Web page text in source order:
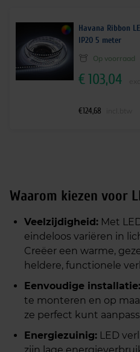
Havana Ribbon
IP20 5 meter
Op voorraad
€103,04
€124,68
Waarom kiezen voor
Veelzijdigheid: Met
eindeloos variëren in
Creëer een warme,
heldere, functionele
Eenvoudige installatie:
te monteren en op
ze perfect kunt
Energiezuinig: LED